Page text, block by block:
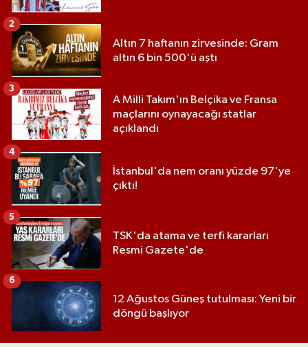
Altın 7 haftanın zirvesinde: Gram
altın 6 bin 500'ü aştı
2
A Milli Takım'ın Belçika ve Fransa
maçlarını oynayacağı statlar
açıklandı
3
İstanbul'da nem oranı yüzde 97'ye
çıktı!
4
TSK'da atama ve terfi kararları
Resmi Gazete'de
5
12 Ağustos Güneş tutulması: Yeni bir
döngü başlıyor
6